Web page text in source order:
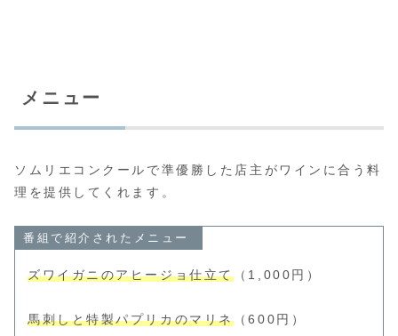
メニュー
ソムリエコンクールで準優勝した店主がワインに合う料
理を提供してくれます。
番組で紹介されたメニュー
ズワイガニのアヒージョ仕立て（1,000円）
馬刺しと特製パプリカのマリネ（600円）